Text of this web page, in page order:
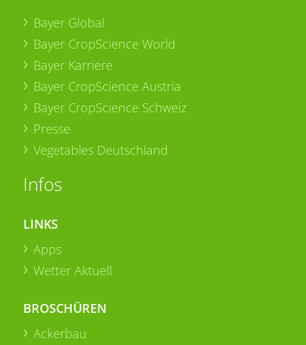
Bayer Global
Bayer CropScience World
Bayer Karriere
Bayer CropScience Austria
Bayer CropScience Schweiz
Presse
Vegetables Deutschland
Infos
LINKS
Apps
Wetter Aktuell
BROSCHÜREN
Ackerbau